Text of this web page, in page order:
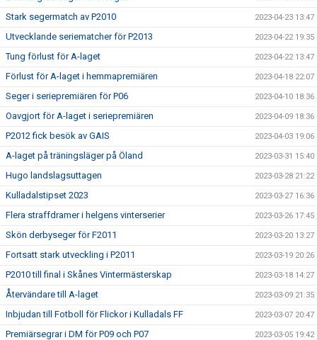
Stark segermatch av P2010 2023-04-23 13:47
Utvecklande seriematcher för P2013 2023-04-22 19:35
Tung förlust för A-laget 2023-04-22 13:47
Förlust för A-laget i hemmapremiären 2023-04-18 22:07
Seger i seriepremiären för P06 2023-04-10 18:36
Oavgjort för A-laget i seriepremiären 2023-04-09 18:36
P2012 fick besök av GAIS 2023-04-03 19:06
A-laget på träningsläger på Öland 2023-03-31 15:40
Hugo landslagsuttagen 2023-03-28 21:22
Kulladalstipset 2023 2023-03-27 16:36
Flera straffdramer i helgens vinterserier 2023-03-26 17:45
Skön derbyseger för F2011 2023-03-20 13:27
Fortsatt stark utveckling i P2011 2023-03-19 20:26
P2010 till final i Skånes Vintermästerskap 2023-03-18 14:27
Återvändare till A-laget 2023-03-09 21:35
Inbjudan till Fotboll för Flickor i Kulladals FF 2023-03-07 20:47
Premiärsegrar i DM för P09 och P07 2023-03-05 19:42